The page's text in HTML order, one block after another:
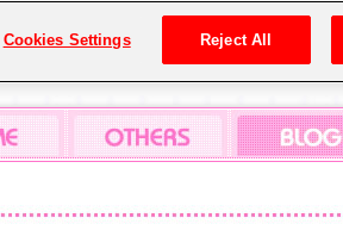
Cookies Settings Reject All